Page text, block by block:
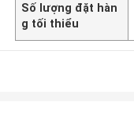
Số lượng đặt hàn
g tối thiểu